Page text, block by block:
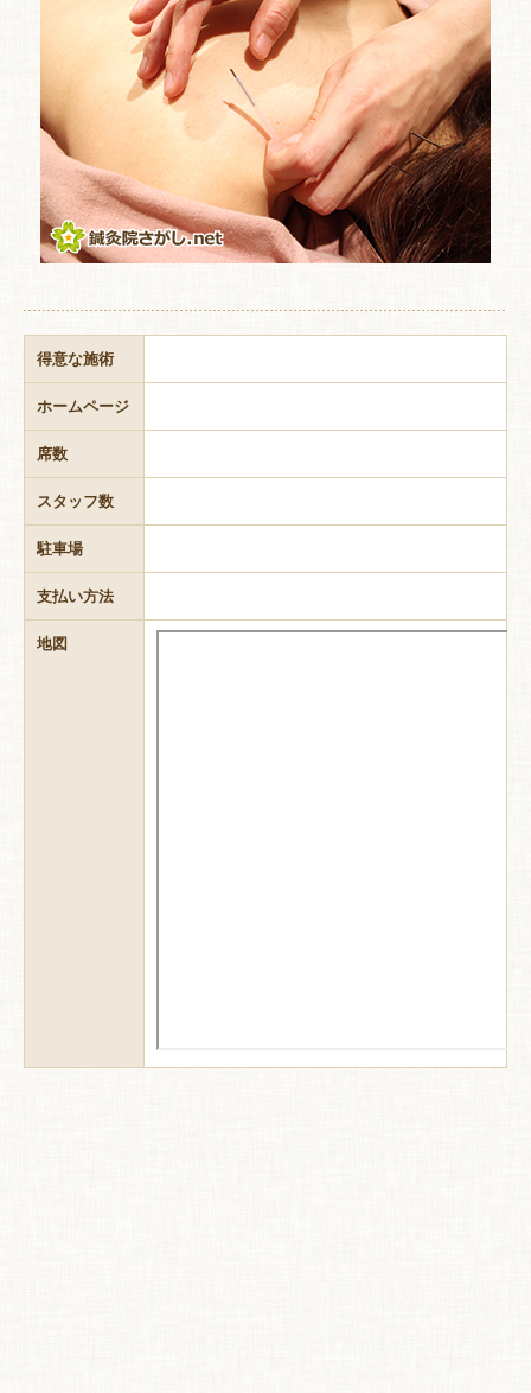
得意な施術
ホームページ
席数
スタッフ数
駐車場
支払い方法
地図